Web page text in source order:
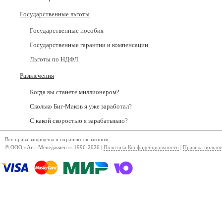
Государственные льготы
Государственные пособия
Государственные гарантии и компенсации
Льготы по НДФЛ
Развлечения
Когда вы станете миллионером?
Сколько Биг-Маков я уже заработал?
С какой скоростью я зарабатываю?
Все права защищены и охраняются законом
© ООО «Ант-Менеджмент» 1996-2026 | Политика Конфиденциальности Правила